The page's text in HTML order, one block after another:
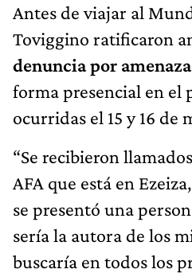
Antes de viajar al
Toviggino ratificaron
denuncia por
forma presencial en el
ocurridas el 15 y 16 de
“Se recibieron
AFA que está en
se presentó una
sería la autora de los
buscaría en todos los